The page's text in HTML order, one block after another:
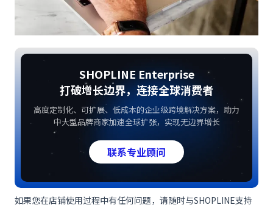
SHOPLINE Enterprise
打破增长边界，连接全球消费者
高度定制化、可扩展、低成本的企业级跨境解决方案，助力
中大型品牌商家加速全球扩张，实现无边界增长
联系专业顾问
如果您在店铺使用过程中有任何问题，请随时与SHOPLINE支持